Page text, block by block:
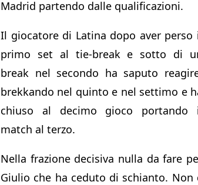
Madrid partendo dalle qualificazioni.
Il giocatore di Latina dopo aver perso
primo set al tie-break e sotto di
break nel secondo ha saputo
brekkando nel quinto e nel settimo e
chiuso al decimo gioco portando
match al terzo.
Nella frazione decisiva nulla da fare
Giulio che ha ceduto di schianto. Non